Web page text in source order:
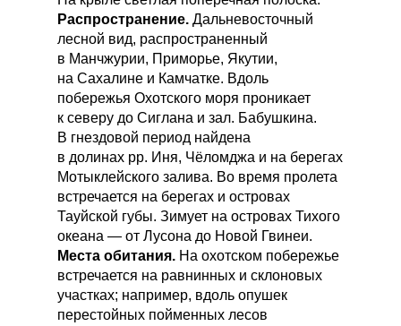
Распространение. Дальневосточный
лесной вид, распространенный
в Манчжурии, Приморье, Якутии,
на Сахалине и Камчатке. Вдоль
побережья Охотского моря проникает
к северу до Сиглана и зал. Бабушкина.
В гнездовой период найдена
в долинах рр. Иня, Чëломджа и на берегах
Мотыклейского залива. Во время пролета
встречается на берегах и островах
Тауйской губы. Зимует на островах Тихого
океана — от Лусона до Новой Гвинеи.
Места обитания. На охотском побережье
встречается на равнинных и склоновых
участках; например, вдоль опушек
перестойных пойменных лесов